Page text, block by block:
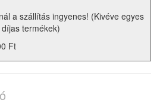
a szállítás ingyenes! (Kivéve egyes
termékek)
Ft